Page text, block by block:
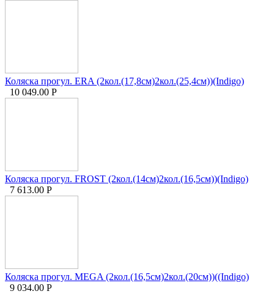
Коляска прогул. ERA (2кол.(17,8см)2кол.(25,4см))(Indigo)
10 049.00 Р
Коляска прогул. FROST (2кол.(14см)2кол.(16,5см))(Indigo)
7 613.00 Р
Коляска прогул. MEGA (2кол.(16,5см)2кол.(20см))((Indigo)
9 034.00 Р